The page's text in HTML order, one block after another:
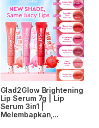
Glad2Glow Brightening
Lip Serum 7g | Lip
Serum 3in1 |
Melembapkan,...